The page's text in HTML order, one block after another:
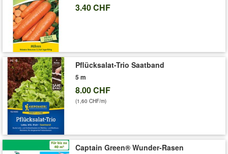
3.40 CHF
Pflücksalat-Trio Saatband
5 m
8.00 CHF
(1,60 CHF/m)
Captain Green® Wunder-Rasen